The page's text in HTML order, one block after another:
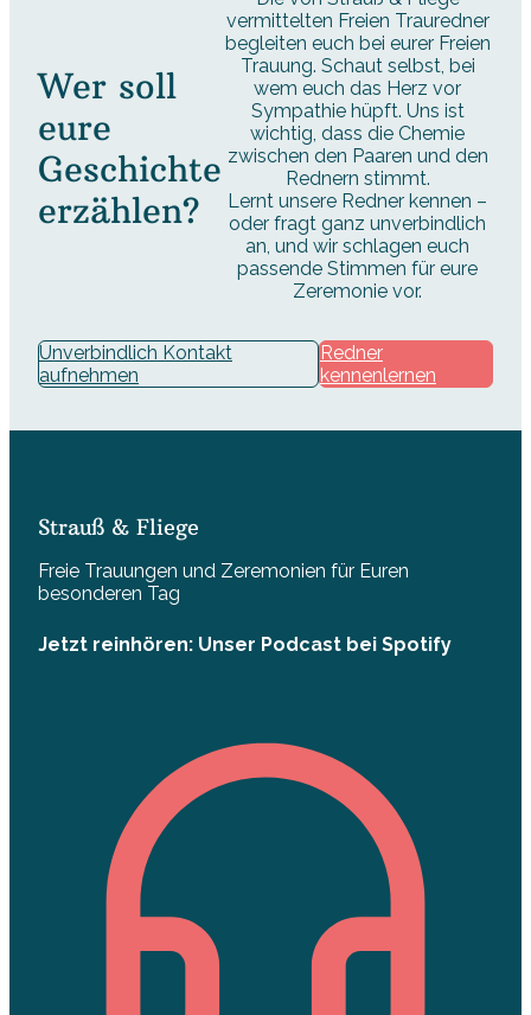
Wer soll
eure
Geschichte
erzählen?
vermittelten Freien Trauredner
begleiten euch bei eurer Freien
Trauung. Schaut selbst, bei
wem euch das Herz vor
Sympathie hüpft. Uns ist
wichtig, dass die Chemie
zwischen den Paaren und den
Rednern stimmt.
Lernt unsere Redner kennen –
oder fragt ganz unverbindlich
an, und wir schlagen euch
passende Stimmen für eure
Zeremonie vor.
Unverbindlich Kontakt
aufnehmen
Redner
kennenlernen
Strauß & Fliege
Freie Trauungen und Zeremonien für Euren
besonderen Tag
Jetzt reinhören: Unser Podcast bei Spotify